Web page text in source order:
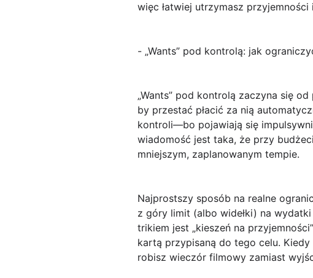
więc łatwiej utrzymasz
- „Wants” pod kontrolą: jak
„Wants” pod kontrolą zaczyna się od
by przestać płacić za nią
kontroli—bo pojawiają się
wiadomość jest taka, że przy
mniejszym, zaplanowanym tempie.
Najprostszy sposób na realne
z góry limit (albo widełki) na
trikiem jest „kieszeń na
kartą przypisaną do tego celu.
robisz wieczór filmowy zamiast